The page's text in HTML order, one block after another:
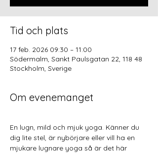
Tid och plats
17 feb. 2026 09:30 – 11:00
Södermalm, Sankt Paulsgatan 22, 118 48
Stockholm, Sverige
Om evenemanget
En lugn, mild och mjuk yoga. Känner du
dig lite stel, är nybörjare eller vill ha en
mjukare lugnare yoga så är det här